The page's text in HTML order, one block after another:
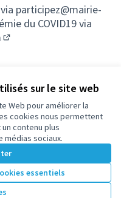
sur le site web
Web pour améliorer la
cookies nous permettent
contenu plus
médias sociaux.
essentiels
participez@mairie-
onglet)
du COVID19 via
YouTube
sur GitHub
Licence
(Lien